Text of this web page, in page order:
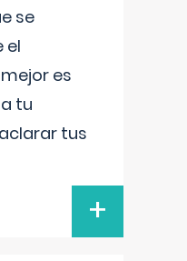
se
el
es
tu
tus
+